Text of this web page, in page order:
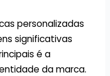
personalizadas
significativas
é a
da marca.